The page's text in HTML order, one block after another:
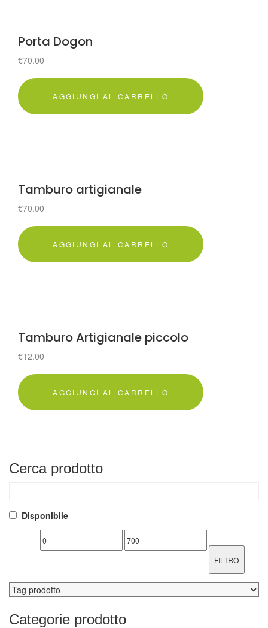
Porta Dogon
€70.00
AGGIUNGI AL CARRELLO
Tamburo artigianale
€70.00
AGGIUNGI AL CARRELLO
Tamburo Artigianale piccolo
€12.00
AGGIUNGI AL CARRELLO
Cerca prodotto
Disponibile
FILTRO
Categorie prodotto